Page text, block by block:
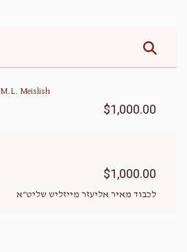
M.L. Meislish
$1,000.00
$1,000.00
לכבוד מאיר אליעזר מייזליש שליט״א